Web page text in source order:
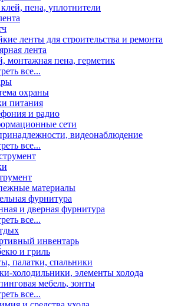
пена, уплотнители
ленты для строительства и ремонта
лента
монтажная пена, герметик
все...
охраны
питания
и радио
сети
видеонаблюдение
все...
материалы
фурнитура
и дверная фурнитура
все...
инвентарь
и гриль
палатки, спальники
холодильники, элементы холода
мебель, зонты
все...